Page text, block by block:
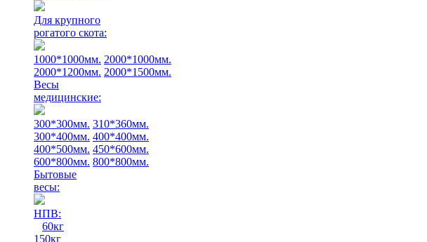
Для крупного
рогатого скота:
1000*1000мм. 2000*1000мм.
2000*1200мм. 2000*1500мм.
Весы
медицинские:
300*300мм. 310*360мм.
300*400мм. 400*400мм.
400*500мм. 450*600мм.
600*800мм. 800*800мм.
Бытовые
весы:
НПВ:
60кг
150кг